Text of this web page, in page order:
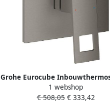
Grohe Eurocube
knop zonder omstel brushed
graphite 24061AL0
1 webshop
€ 508,05€ 333,42